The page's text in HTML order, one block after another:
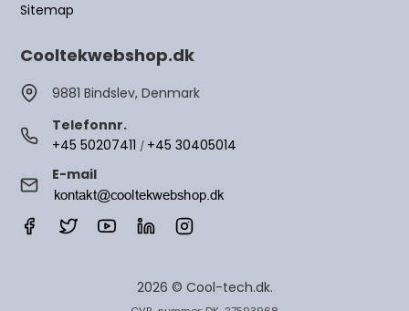
Sitemap
Cooltekwebshop.dk
9881 Bindslev, Denmark
Telefonnr.
+45 50207411 / +45 30405014
E-mail
2026 © Cool-tech.dk.